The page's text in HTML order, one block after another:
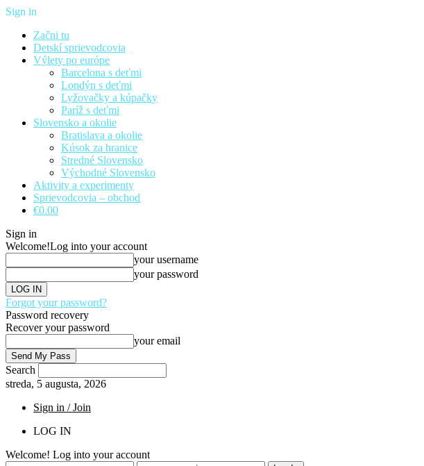
Sign in
Začni tu
Detskí sprievodcovia
Výlety po európe
Barcelona s deťmi
Londýn s deťmi
Lyžovačky a kúpačky
Paríž s deťmi
Slovensko a okolie
Bratislava a okolie
Kúsok za hranice
Stredné Slovensko
Východné Slovensko
Aktivity a experimenty
Sprievodcovia – obchod
€0.00
Sign in
Welcome!Log into your account
your username
your password
Forgot your password?
Password recovery
Recover your password
your email
Search
streda, 5 augusta, 2026
Sign in / Join
LOG IN
Welcome! Log into your account